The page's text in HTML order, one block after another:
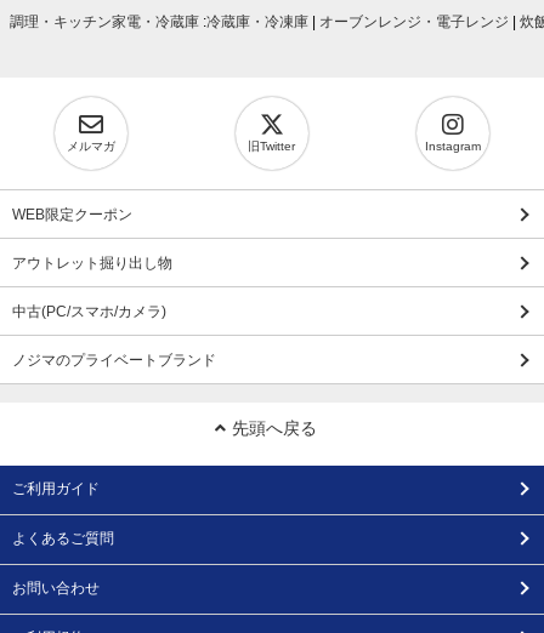
調理・キッチン家電・冷蔵庫 :冷蔵庫・冷凍庫 オーブンレンジ・電子レンジ 炊
メルマガ 旧Twitter Instagram
WEB限定クーポン
アウトレット掘り出し物
中古(PC/スマホ/カメラ)
ノジマのプライベートブランド
先頭へ戻る
ご利用ガイド
よくあるご質問
お問い合わせ